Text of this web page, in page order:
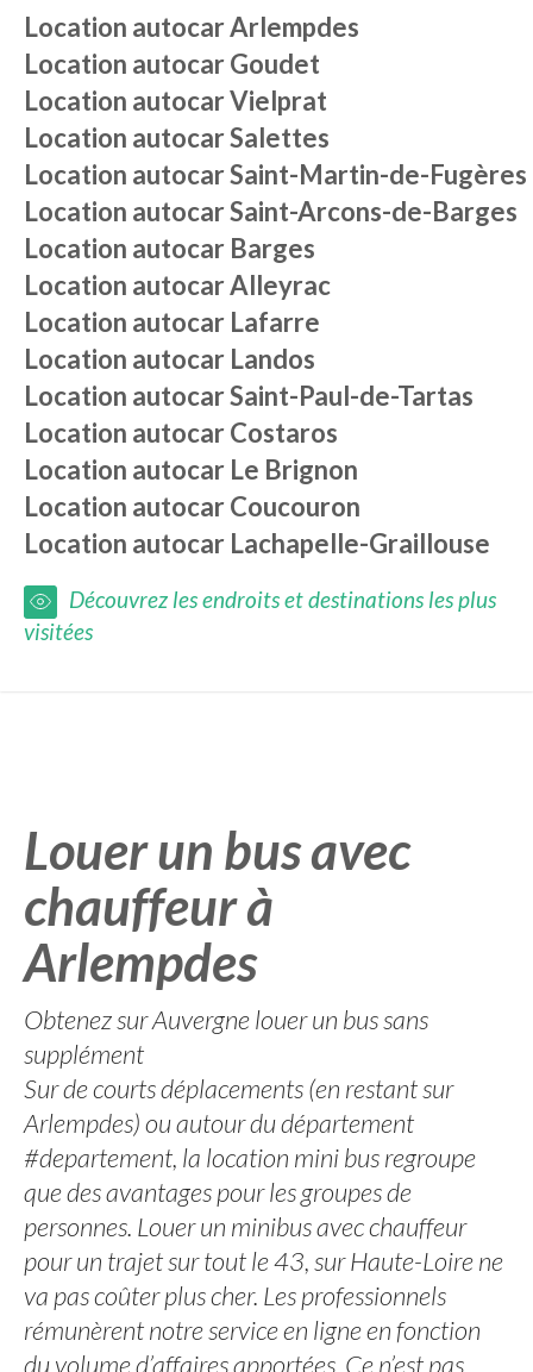
Location autocarArlempdes
Location autocarGoudet
Location autocarVielprat
Location autocarSalettes
Location autocarSaint-Martin-de-Fugères
Location autocarSaint-Arcons-de-Barges
Location autocar Barges
Location autocarAlleyrac
Location autocar Lafarre
Location autocar Landos
Location autocarSaint-Paul-de-Tartas
Location autocarCostaros
Location autocar Le Brignon
Location autocarCoucouron
Location autocar Lachapelle-Graillouse
Découvrez les endroits et destinations les plus
visitées
Louer un bus avec
chauffeur à
Arlempdes
Obtenez sur Auvergne louer un bus sans
supplément
Sur de courts déplacements (en restant sur
Arlempdes) ou autour du département
#departement, la location mini bus regroupe
que des avantages pour les groupes de
personnes. Louer un minibus avec chauffeur
pour un trajet sur tout le 43, sur Haute-Loire ne
va pas coûter plus cher. Les professionnels
rémunèrent notre service en ligne en fonction
du volume d’affaires apportées. Ce n’est pas